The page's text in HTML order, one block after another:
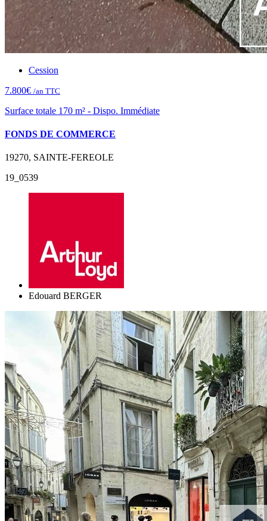
Cession
7.800€ /an TTC
Surface totale 170 m² - Dispo. Immédiate
FONDS DE COMMERCE
19270, SAINTE-FEREOLE
19_0539
Edouard BERGER